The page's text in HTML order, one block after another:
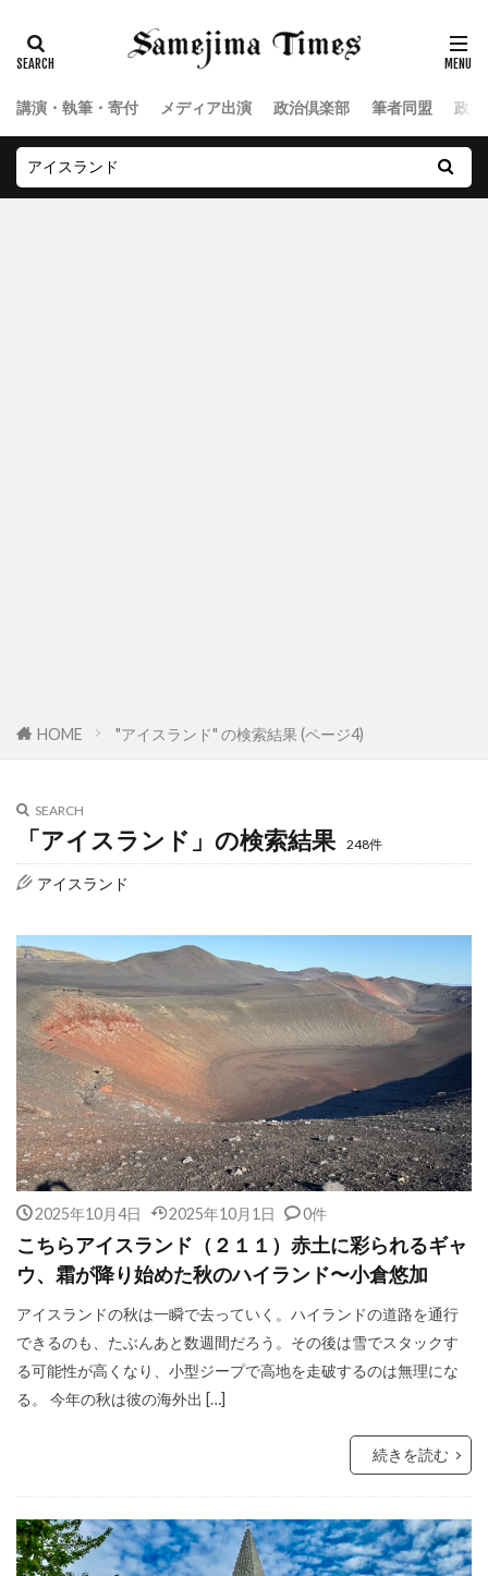
講演・執筆・寄付 メディア出演 政治倶楽部 筆者同盟 政
HOME "アイスランド" の検索結果 (ページ4)
SEARCH
「アイスランド」の検索結果 248件
アイスランド
2025年10月4日 2025年10月1日 0件
こちらアイスランド（２１１）赤土に彩られるギャ
ウ、霜が降り始めた秋のハイランド〜小倉悠加
アイスランドの秋は一瞬で去っていく。ハイランドの道路を通行
できるのも、たぶんあと数週間だろう。その後は雪でスタックす
る可能性が高くなり、小型ジープで高地を走破するのは無理にな
る。 今年の秋は彼の海外出 […]
続きを読む